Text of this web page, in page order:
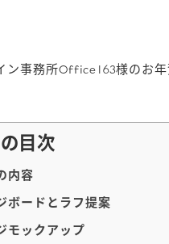
ン事務所Office163様のお
目次
内容
ボードとラフ提案
モックアップ